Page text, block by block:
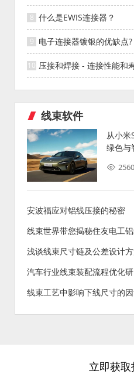
什么是EWIS连接器？
电子连接器镀银的优缺点?
压接和焊接 - 连接性能和
线束软件
从小米
绿色与
安波福应对铝线压接的秘密
线束世界带您揭秘住友电工
浅谈线束尺寸链及公差设计
汽车行业线束装配流程优化
线束工艺中影响下线尺寸的
立即获